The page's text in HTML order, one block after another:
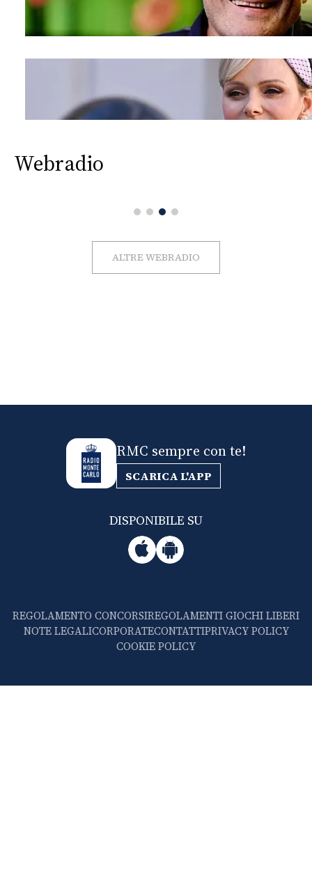
Webradio
ALTRE WEBRADIO
RMC sempre con te!
SCARICA L'APP
DISPONIBILE SU
REGOLAMENTO CONCORSIREGOLAMENTI GIOCHI LIBERI
NOTE LEGALICORPORATECONTATTIPRIVACY POLICY
COOKIE POLICY